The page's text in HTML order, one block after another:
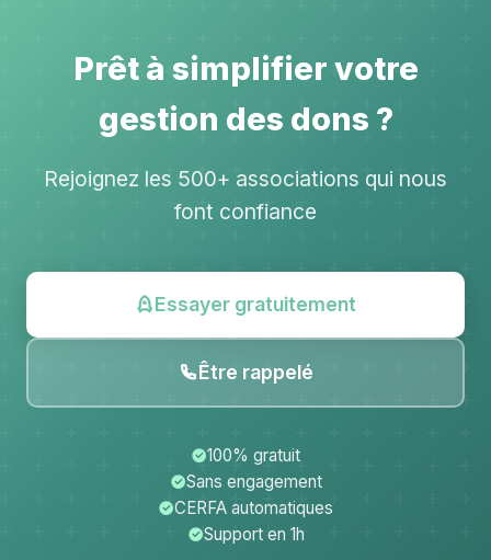
Prêt à simplifier votre
gestion des dons ?
Rejoignez les 500+ associations qui nous
font confiance
Essayer gratuitement
Être rappelé
100% gratuit
Sans engagement
CERFA automatiques
Support en 1h